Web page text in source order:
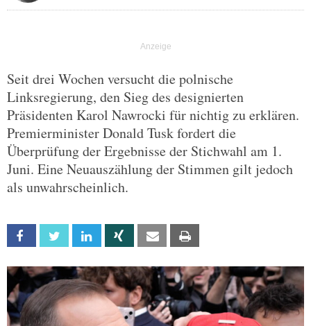
Seit drei Wochen versucht die polnische
Linksregierung, den Sieg des designierten
Präsidenten Karol Nawrocki für nichtig zu erklären.
Premierminister Donald Tusk fordert die
Überprüfung der Ergebnisse der Stichwahl am 1.
Juni. Eine Neuauszählung der Stimmen gilt jedoch
als unwahrscheinlich.
Facebook Twitter Linkedin Xing Email